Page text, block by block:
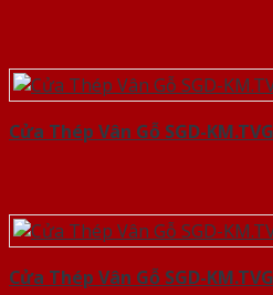
Cửa Thép Vân Gỗ SGD-
Cửa Thép Vân Gỗ SGD-